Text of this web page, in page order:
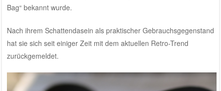
Bag“ bekannt wurde.
Nach ihrem Schattendasein als praktischer Gebrauchsgegenstand
hat sie sich seit einiger Zeit mit dem aktuellen Retro-Trend
zurückgemeldet.